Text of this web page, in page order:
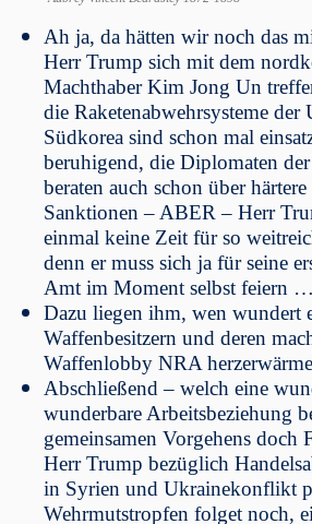
Ah ja, da hätten wir noch das
Herr Trump sich mit dem
Machthaber Kim Jong Un
die Raketenabwehrsysteme
Südkorea sind schon mal
beruhigend, die Diplomaten
beraten auch schon über
Sanktionen – ABER – Herr
einmal keine Zeit für so
denn er muss sich ja für seine
Amt im Moment selbst feiern …
Dazu liegen ihm, wen wundert
Waffenbesitzern und deren
Waffenlobby NRA
Abschließend – welch eine
wunderbare Arbeitsbeziehung
gemeinsamen Vorgehens doch
Herr Trump bezüglich
in Syrien und Ukrainekonflikt
Wehrmutstropfen folget noch,